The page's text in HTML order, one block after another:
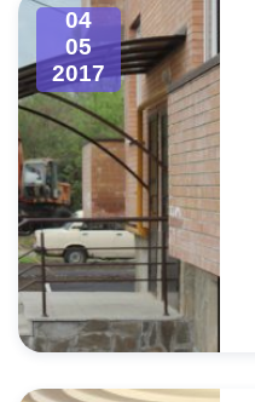
04
05
2017